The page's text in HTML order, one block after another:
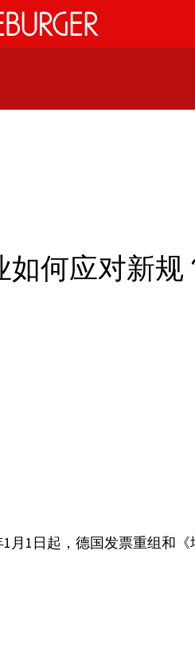
何应对新规
1日起，德国发票重组和《